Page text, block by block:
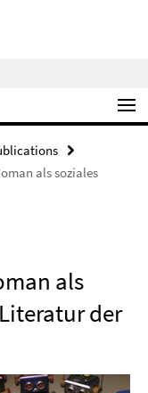
als soziales
als
der